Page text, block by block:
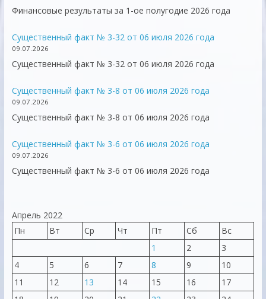
Финансовые результаты за 1-ое полугодие 2026 года
Существенный факт № 3-32 от 06 июля 2026 года
09.07.2026
Существенный факт № 3-32 от 06 июля 2026 года
Существенный факт № 3-8 от 06 июля 2026 года
09.07.2026
Существенный факт № 3-8 от 06 июля 2026 года
Существенный факт № 3-6 от 06 июля 2026 года
09.07.2026
Существенный факт № 3-6 от 06 июля 2026 года
Апрель 2022
Пн
Вт Ср Чт Пт Сб
Вс
1
2
3
4
5 6 7 8 9
10
11
12 13 14 15 16
17